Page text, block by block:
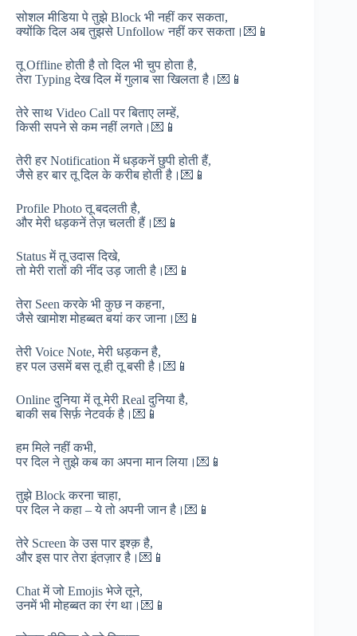
सोशल मीडिया पे तुझे Block भी नहीं कर सकता,
क्योंकि दिल अब तुझसे Unfollow नहीं कर सकता।💌📱
तू Offline होती है तो दिल भी चुप होता है,
तेरा Typing देख दिल में गुलाब सा खिलता है।💌📱
तेरे साथ Video Call पर बिताए लम्हें,
किसी सपने से कम नहीं लगते।💌📱
तेरी हर Notification में धड़कनें छुपी होती हैं,
जैसे हर बार तू दिल के करीब होती है।💌📱
Profile Photo तू बदलती है,
और मेरी धड़कनें तेज़ चलती हैं।💌📱
Status में तू उदास दिखे,
तो मेरी रातों की नींद उड़ जाती है।💌📱
तेरा Seen करके भी कुछ न कहना,
जैसे खामोश मोहब्बत बयां कर जाना।💌📱
तेरी Voice Note, मेरी धड़कन है,
हर पल उसमें बस तू ही तू बसी है।💌📱
Online दुनिया में तू मेरी Real दुनिया है,
बाकी सब सिर्फ़ नेटवर्क है।💌📱
हम मिले नहीं कभी,
पर दिल ने तुझे कब का अपना मान लिया।💌📱
तुझे Block करना चाहा,
पर दिल ने कहा – ये तो अपनी जान है।💌📱
तेरे Screen के उस पार इश्क़ है,
और इस पार तेरा इंतज़ार है।💌📱
Chat में जो Emojis भेजे तूने,
उनमें भी मोहब्बत का रंग था।💌📱